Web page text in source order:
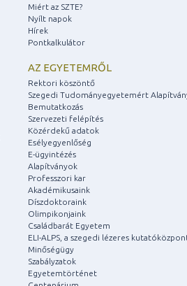
Miért az SZTE?
Nyílt napok
Hírek
Pontkalkulátor
AZ EGYETEMRŐL
Rektori köszöntő
Szegedi Tudományegyetemért
Bemutatkozás
Szervezeti felépítés
Közérdekű adatok
Esélyegyenlőség
E-ügyintézés
Alapítványok
Professzori kar
Akadémikusaink
Díszdoktoraink
Olimpikonjaink
Családbarát Egyetem
ELI-ALPS, a szegedi lézeres
Minőségügy
Szabályzatok
Egyetemtörténet